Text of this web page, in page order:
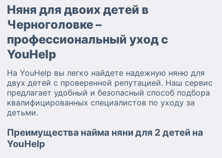
Няня для двоих детей в
Черноголовке –
профессиональный уход с
YouHelp
На YouHelp вы легко найдете надежную няню для
двух детей с проверенной репутацией. Наш сервис
предлагает удобный и безопасный способ подбора
квалифицированных специалистов по уходу за
детьми.
Преимущества найма няни для 2 детей на
YouHelp